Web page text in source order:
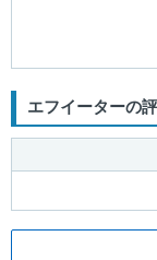
エフイーターの